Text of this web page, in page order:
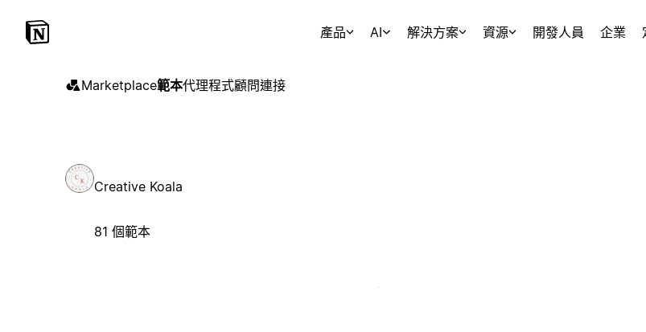
產品 AI 解決方案 資源 開發人員 企業
Marketplace範本代理程式顧問連接
Creative Koala
81 個範本